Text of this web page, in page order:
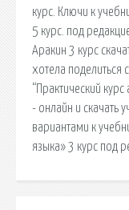
курс. Ключи к
5 курс. под
Аракин 3 курс
хотела поделиться
“Практический
- онлайн и скачать
вариантами к
языка» 3 курс под